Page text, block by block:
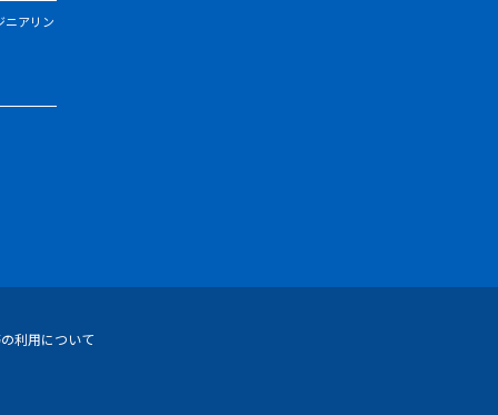
ニアリン
利用について